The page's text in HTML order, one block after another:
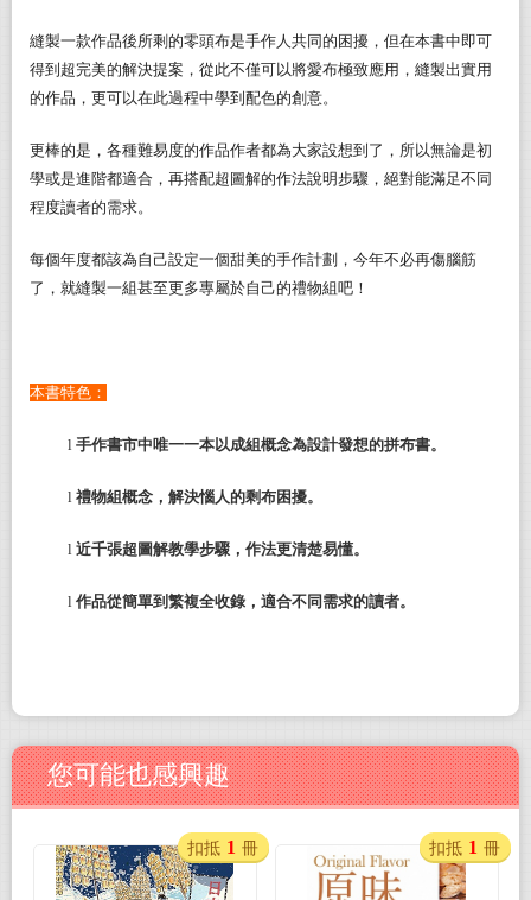
縫製一款作品後所剩的零頭布是手作人共同的困擾，但在本書中即可
得到超完美的解決提案，從此不僅可以將愛布極致應用，縫製出實用
的作品，更可以在此過程中學到配色的創意。
更棒的是，各種難易度的作品作者都為大家設想到了，所以無論是初
學或是進階都適合，再搭配超圖解的作法說明步驟，絕對能滿足不同
程度讀者的需求。
每個年度都該為自己設定一個甜美的手作計劃，今年不必再傷腦筋
了，就縫製一組甚至更多專屬於自己的禮物組吧！
本書特色：
l手作書市中唯一一本以成組概念為設計發想的拼布書。
l禮物組概念，解決惱人的剩布困擾。
l近千張超圖解教學步驟，作法更清楚易懂。
l作品從簡單到繁複全收錄，適合不同需求的讀者。
您可能也感興趣
扣抵 1 冊 扣抵 1 冊